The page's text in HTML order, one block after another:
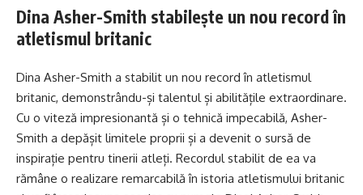
Dina Asher-Smith stabilește un nou record în
atletismul britanic
Dina Asher-Smith a stabilit un nou record în atletismul
britanic, demonstrându-și talentul și abilitățile extraordinare.
Cu o viteză impresionantă și o tehnică impecabilă, Asher-
Smith a depășit limitele proprii și a devenit o sursă de
inspirație pentru tinerii atleți. Recordul stabilit de ea va
rămâne o realizare remarcabilă în istoria atletismului britanic